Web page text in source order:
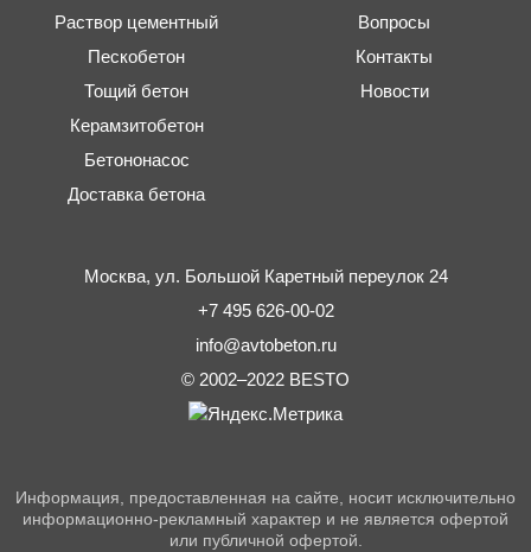
Раствор цементный
Пескобетон
Тощий бетон
Керамзитобетон
Бетононасос
Доставка бетона
Вопросы
Контакты
Новости
Москва, ул. Большой Каретный переулок 24
+7 495 626-00-02
info@avtobeton.ru
© 2002–2022 BESTO
Информация, предоставленная на сайте, носит исключительно
информационно-рекламный характер и не является офертой
или публичной офертой.